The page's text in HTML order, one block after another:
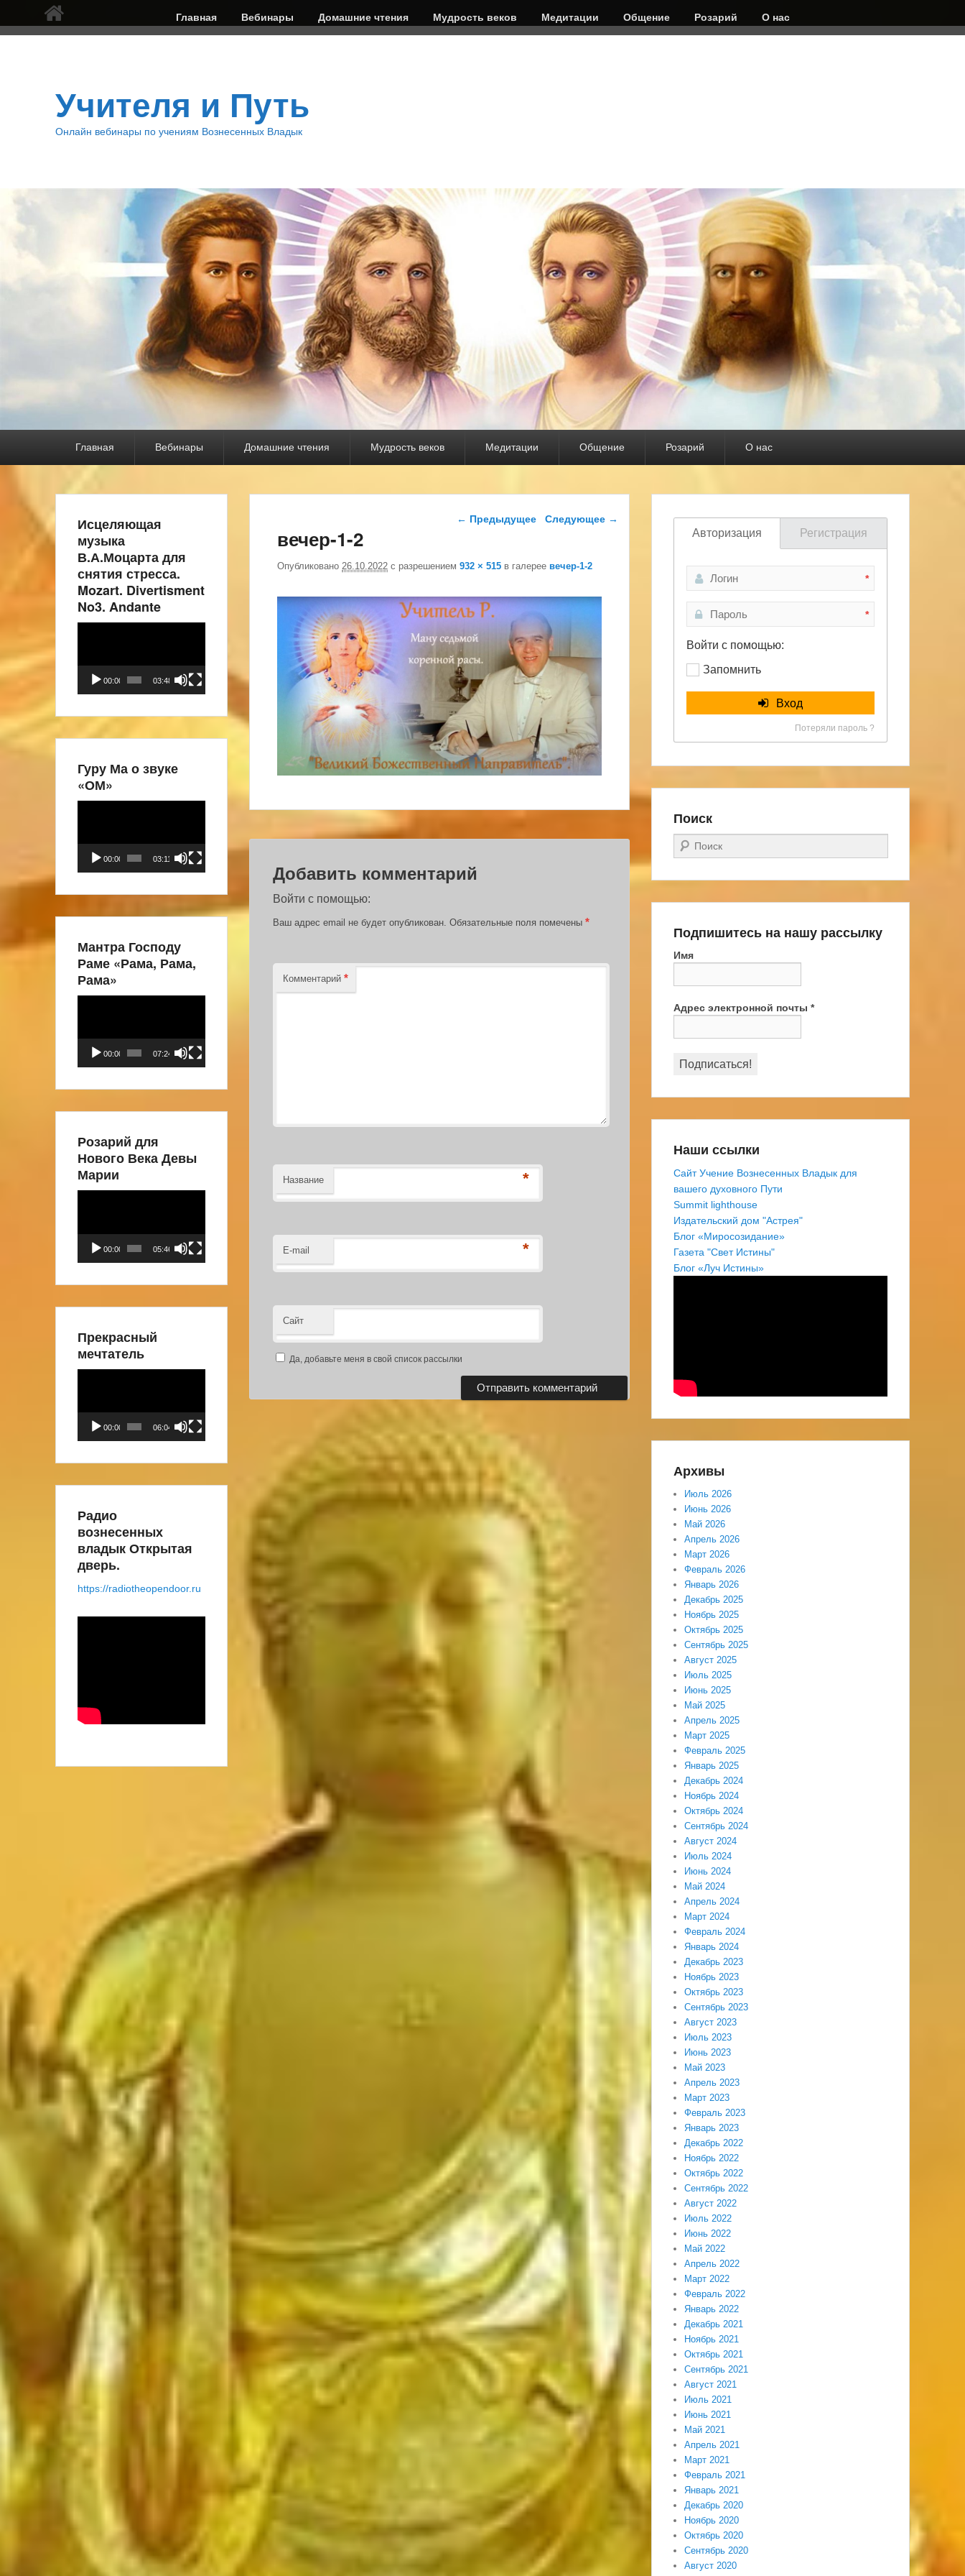
Верхнее
меню
Главная Вебинары Домашние чтения Мудрость веков Медитации Общение Розарий О нас
Учителя и Путь
Онлайн вебинары по учениям Вознесенных Владык
Главная Вебинары Домашние чтения Мудрость веков Медитации Общение Розарий О нас
Навигация по изображениям
← Предыдущее Следующее →
вечер-1-2
Опубликовано 26.10.2022 с разрешением 932 × 515 в галерее вечер-1-2
Добавить комментарий
Войти с помощью:
Ваш адрес email не будет опубликован. Обязательные поля помечены *
Комментарий *
Название *
E-mail *
Сайт
Да, добавьте меня в свой список рассылки
Авторизация Регистрация
*
*
Войти с помощью:
Запомнить
Вход
Потеряли пароль ?
Поиск
Поиск
Подпишитесь на нашу рассылку
Имя
Адрес электронной почты *
Наши ссылки
Сайт Учение Вознесенных Владык для
вашего духовного Пути
Summit lighthouse
Издательский дом "Астрея"
Блог «Миросозидание»
Газета "Свет Истины"
Блог «Луч Истины»
Архивы
Июль 2026
Июнь 2026
Май 2026
Апрель 2026
Март 2026
Февраль 2026
Январь 2026
Декабрь 2025
Ноябрь 2025
Октябрь 2025
Сентябрь 2025
Август 2025
Июль 2025
Июнь 2025
Май 2025
Апрель 2025
Март 2025
Февраль 2025
Январь 2025
Декабрь 2024
Ноябрь 2024
Октябрь 2024
Сентябрь 2024
Август 2024
Июль 2024
Июнь 2024
Май 2024
Апрель 2024
Март 2024
Февраль 2024
Январь 2024
Декабрь 2023
Ноябрь 2023
Октябрь 2023
Сентябрь 2023
Август 2023
Июль 2023
Июнь 2023
Май 2023
Апрель 2023
Март 2023
Февраль 2023
Январь 2023
Декабрь 2022
Ноябрь 2022
Октябрь 2022
Сентябрь 2022
Август 2022
Июль 2022
Июнь 2022
Май 2022
Апрель 2022
Март 2022
Февраль 2022
Январь 2022
Декабрь 2021
Ноябрь 2021
Октябрь 2021
Сентябрь 2021
Август 2021
Июль 2021
Июнь 2021
Май 2021
Апрель 2021
Март 2021
Февраль 2021
Январь 2021
Декабрь 2020
Ноябрь 2020
Октябрь 2020
Сентябрь 2020
Август 2020
Исцеляющая
музыка
В.А.Моцарта для
снятия стресса.
Mozart. Divertisment
No3. Andante
00:00 03:48
Гуру Ма о звуке
«ОМ»
00:00 03:11
Мантра Господу
Раме «Рама, Рама,
Рама»
00:00 07:24
Розарий для
Нового Века Девы
Марии
00:00 05:46
Прекрасный
мечтатель
00:00 06:04
Радио
вознесенных
владык Открытая
дверь.
https://radiotheopendoor.ru